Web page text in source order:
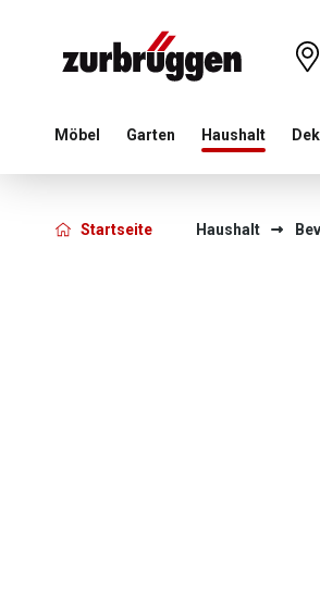
Choose a different country or region
Möbel Garten Haushalt
Startseite Haushalt